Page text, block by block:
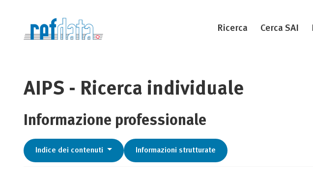
Ricerca Cerca SAI
AIPS - Ricerca individuale
Informazione professionale
Indice dei contenuti Informazioni strutturate